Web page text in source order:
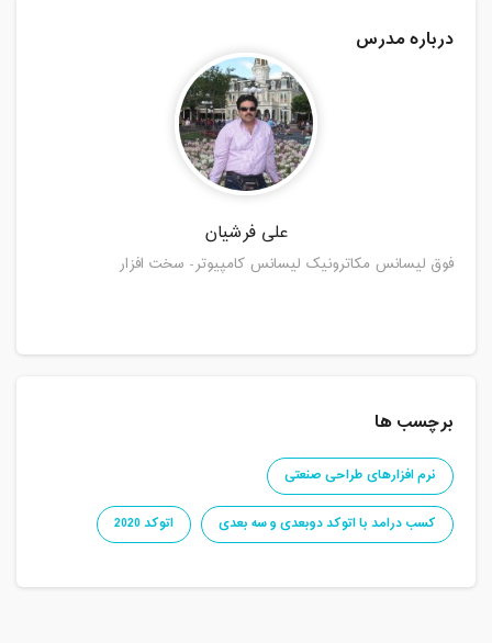
درباره مدرس
علی فرشیان
فوق لیسانس مکاترونیک لیسانس کامپیوتر- سخت ‌افزار
برچسب ها
نرم افزارهای طراحی صنعتی
کسب درامد با اتوکد دوبعدی و سه بعدی
اتوکد 2020